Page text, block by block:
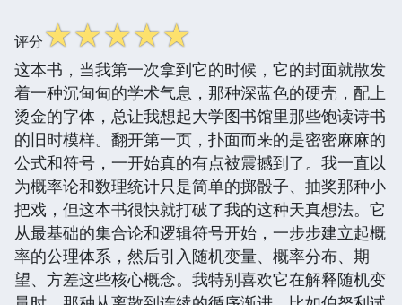
评分☆☆☆☆☆
这本书，当我第一次拿到它的时候，它的封面就散发
着一种沉甸甸的学术气息，那种深蓝色的硬壳，配上
烫金的字体，总让我想起大学图书馆里那些饱读诗书
的旧时模样。翻开第一页，扑面而来的是密密麻麻的
公式和符号，一开始真的有点被震撼到了。我一直以
为概率论和数理统计只是简单的掷骰子、抽奖那种小
把戏，但这本书很快就打破了我的这种天真想法。它
从最基础的集合论和逻辑符号开始，一步步建立起概
率的公理体系，然后引入随机变量、概率分布、期
望、方差这些核心概念。我特别喜欢它在解释随机变